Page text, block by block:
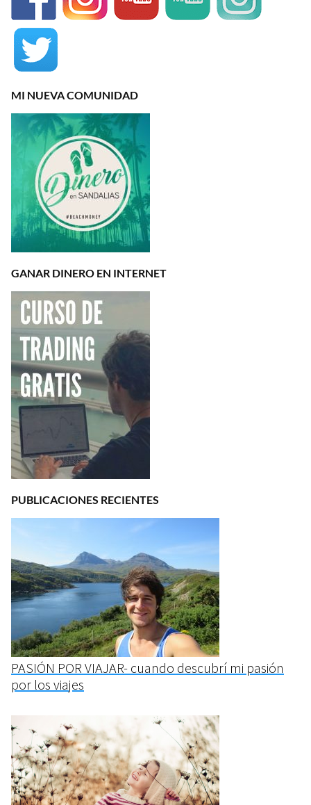
MI NUEVA COMUNIDAD
GANAR DINERO EN INTERNET
PUBLICACIONES RECIENTES
PASIÓN POR VIAJAR- cuando descubrí mi pasión
por los viajes